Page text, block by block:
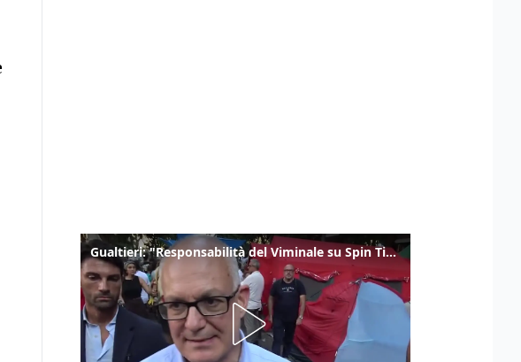
Gualtieri: "Responsabilità del Viminale su Spin Time? La posizione dei partiti è nota"